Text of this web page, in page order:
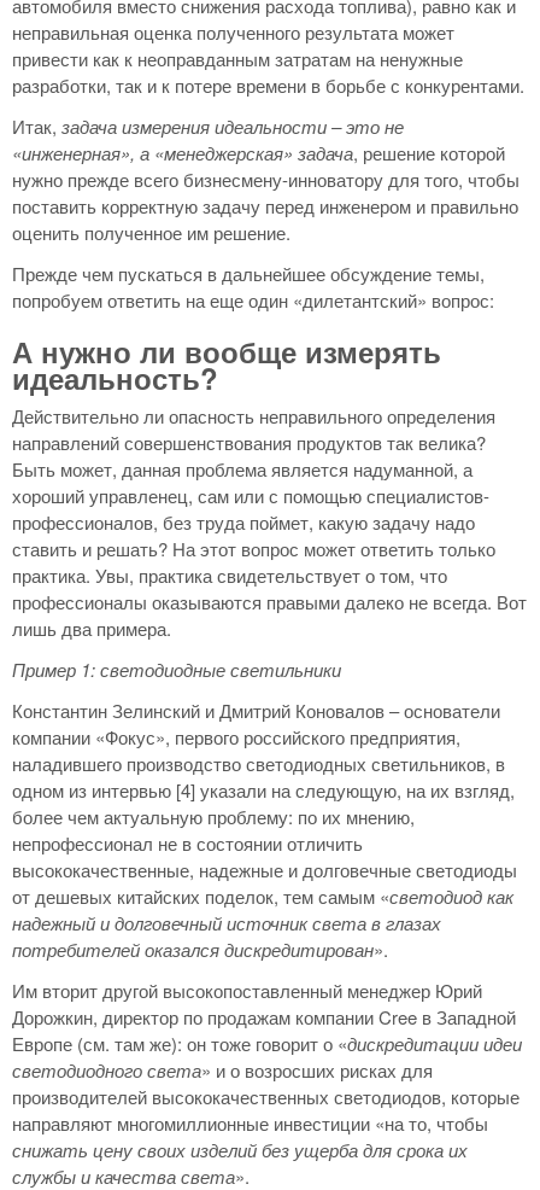
автомобиля вместо снижения расхода топлива), равно как и
неправильная оценка полученного результата может
привести как к неоправданным затратам на ненужные
разработки, так и к потере времени в борьбе с конкурентами.
Итак, задача измерения идеальности – это не
«инженерная», а «менеджерская» задача, решение которой
нужно прежде всего бизнесмену-инноватору для того, чтобы
поставить корректную задачу перед инженером и правильно
оценить полученное им решение.
Прежде чем пускаться в дальнейшее обсуждение темы,
попробуем ответить на еще один «дилетантский» вопрос:
А нужно ли вообще измерять
идеальность?
Действительно ли опасность неправильного определения
направлений совершенствования продуктов так велика?
Быть может, данная проблема является надуманной, а
хороший управленец, сам или с помощью специалистов-
профессионалов, без труда поймет, какую задачу надо
ставить и решать? На этот вопрос может ответить только
практика. Увы, практика свидетельствует о том, что
профессионалы оказываются правыми далеко не всегда. Вот
лишь два примера.
Пример 1: светодиодные светильники
Константин Зелинский и Дмитрий Коновалов – основатели
компании «Фокус», первого российского предприятия,
наладившего производство светодиодных светильников, в
одном из интервью [4] указали на следующую, на их взгляд,
более чем актуальную проблему: по их мнению,
непрофессионал не в состоянии отличить
высококачественные, надежные и долговечные светодиоды
от дешевых китайских поделок, тем самым «светодиод как
надежный и долговечный источник света в глазах
потребителей оказался дискредитирован».
Им вторит другой высокопоставленный менеджер Юрий
Дорожкин, директор по продажам компании Cree в Западной
Европе (см. там же): он тоже говорит о «дискредитации идеи
светодиодного света» и о возросших рисках для
производителей высококачественных светодиодов, которые
направляют многомиллионные инвестиции «на то, чтобы
снижать цену своих изделий без ущерба для срока их
службы и качества света».